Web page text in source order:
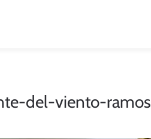
del-viento-ramos